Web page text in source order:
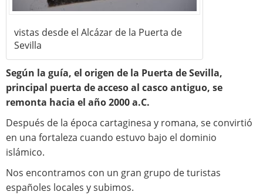
vistas desde el Alcázar de la Puerta de
Sevilla
Según la guía, el origen de la Puerta de Sevilla,
principal puerta de acceso al casco antiguo, se
remonta hacia el año 2000 a.C.
Después de la época cartaginesa y romana, se convirtió
en una fortaleza cuando estuvo bajo el dominio
islámico.
Nos encontramos con un gran grupo de turistas
españoles locales y subimos.